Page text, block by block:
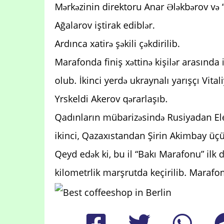
Mərkəzinin direktoru Anar Ələkbərov
Ağalarov iştirak ediblər.
Ardınca xatirə şəkili çəkdirilib.
Marafonda finiş xəttinə kişilər
olub. İkinci yerdə ukraynalı yarışçı
Yrskeldi Akerov qərarlaşıb.
Qadınların mübarizəsində Rusiyadan
ikinci, Qazaxıstandan Şirin Akimbay
Qeyd edək ki, bu il “Bakı Marafonu”
kilometrlik marşrutda keçirilib.